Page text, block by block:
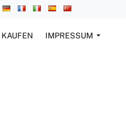
IMPRESSUM